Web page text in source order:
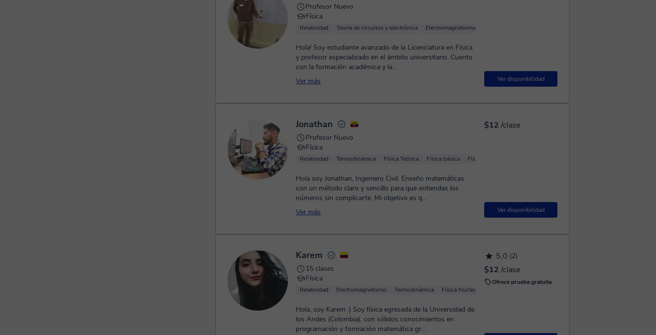
Ver disponibilidad
Profesor Nuevo
Física
Relatividad Teoría de circuitos y electrónica Electromagnetismo
Hola! Soy estudiante avanzado de la Licenciatura en Física
y profesor especializado en el ámbito universitario. Cuento
con la formación académica y la...
Ver más
$12 /clase
Ver disponibilidad
Jonathan
Profesor Nuevo
Física
Relatividad Termodinámica Física Teórica Física básica Fisicoquímica
Hola soy Jonathan, Ingeniero Civil. Enseño matemáticas
con un método claro y sencillo para que entiendas los
números sin complicarte. Mi objetivo es q...
Ver más
5,0 (2)
$12 /clase
Ofrece prueba gratuita
Karem
15 clases
Física
Relatividad Electromagnetismo Termodinámica Física Nuclear y de partículas
Hola, soy Karem :) Soy física egresada de la Universidad de
los Andes (Colombia), con sólidos conocimientos en
programación y formación matemática gr...